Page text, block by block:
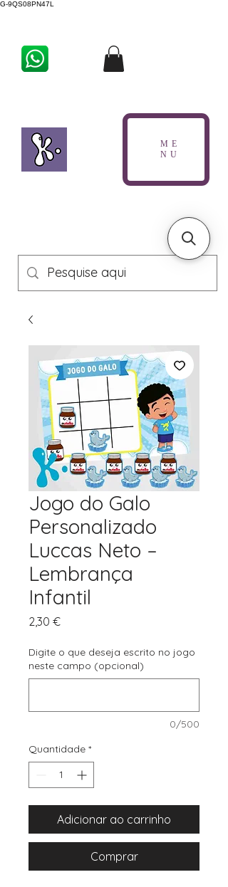
G-9QS08PN47L
ME
NU
Jogo do Galo
Personalizado
Luccas Neto –
Lembrança
Infantil
2,30 €Preço
Digite o que deseja escrito no jogo
neste campo (opcional)
0/500
Quantidade *
Adicionar ao carrinho
Comprar